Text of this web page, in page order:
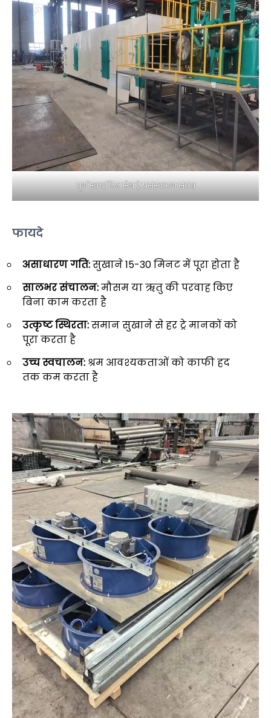
पूर्ण स्वचालित सेब ट्रे प्रसंस्करण संयंत्र
फायदे
असाधारण गति:सुखाने 15-30 मिनट में पूरा होता है
सालभर संचालन:मौसम या ऋतु की परवाह किए
बिना काम करता है
उत्कृष्ट स्थिरता:समान सुखाने से हर ट्रे मानकों को
पूरा करता है
उच्च स्वचालन: श्रम आवश्यकताओं को काफी हद
तक कम करता है